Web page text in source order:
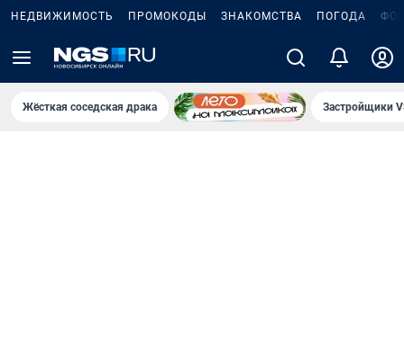
НЕДВИЖИМОСТЬ ПРОМОКОДЫ ЗНАКОМСТВА ПОГОДА
Жёсткая соседская драка Застройщики